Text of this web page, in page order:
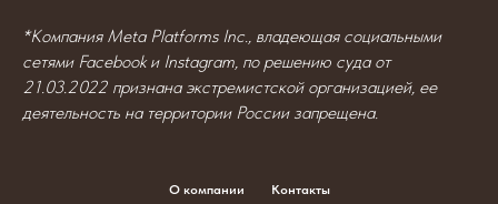
*Компания Meta Platforms Inc., владеющая социальными
сетями Facebook и Instagram, по решению суда от
21.03.2022 признана экстремистской организацией, ее
деятельность на территории России запрещена.
О компании Контакты